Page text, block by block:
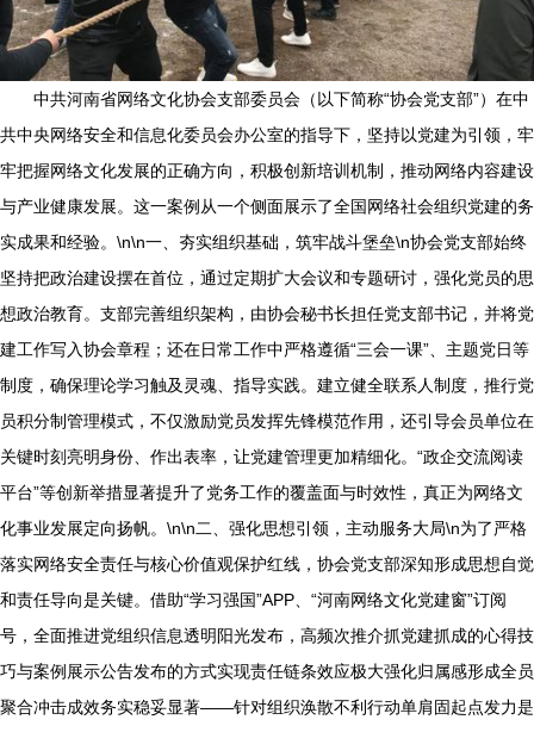
中共河南省网络文化协会支部委员会（以下简称“协会党支部”）在中
共中央网络安全和信息化委员会办公室的指导下，坚持以党建为引领，牢
牢把握网络文化发展的正确方向，积极创新培训机制，推动网络内容建设
与产业健康发展。这一案例从一个侧面展示了全国网络社会组织党建的务
实成果和经验。\n\n一、夯实组织基础，筑牢战斗堡垒\n协会党支部始终
坚持把政治建设摆在首位，通过定期扩大会议和专题研讨，强化党员的思
想政治教育。支部完善组织架构，由协会秘书长担任党支部书记，并将党
建工作写入协会章程；还在日常工作中严格遵循“三会一课”、主题党日等
制度，确保理论学习触及灵魂、指导实践。建立健全联系人制度，推行党
员积分制管理模式，不仅激励党员发挥先锋模范作用，还引导会员单位在
关键时刻亮明身份、作出表率，让党建管理更加精细化。“政企交流阅读
平台”等创新举措显著提升了党务工作的覆盖面与时效性，真正为网络文
化事业发展定向扬帆。\n\n二、强化思想引领，主动服务大局\n为了严格
落实网络安全责任与核心价值观保护红线，协会党支部深知形成思想自觉
和责任导向是关键。借助“学习强国”APP、“河南网络文化党建窗”订阅
号，全面推进党组织信息透明阳光发布，高频次推介抓党建抓成的心得技
巧与案例展示公告发布的方式实现责任链条效应极大强化归属感形成全员
聚合冲击成效务实稳妥显著——针对组织涣散不利行动单肩固起点发力是